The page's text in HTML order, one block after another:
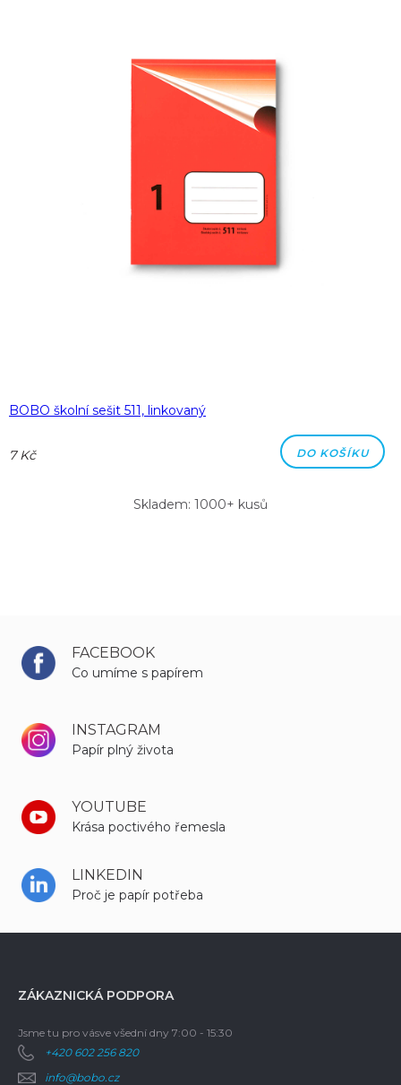
BOBO školní sešit 511, linkovaný
7 Kč DO KOŠÍKU
Skladem: 1000+ kusů
FACEBOOK
Co umíme s papírem
INSTAGRAM
Papír plný života
YOUTUBE
Krása poctivého řemesla
LINKEDIN
Proč je papír potřeba
ZÁKAZNICKÁ PODPORA
Jsme tu pro vásve všední dny 7:00 - 15:30
+420 602 256 820
info@bobo.cz